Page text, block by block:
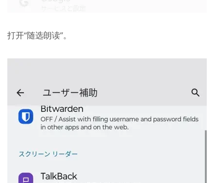
打开“随选朗读”。